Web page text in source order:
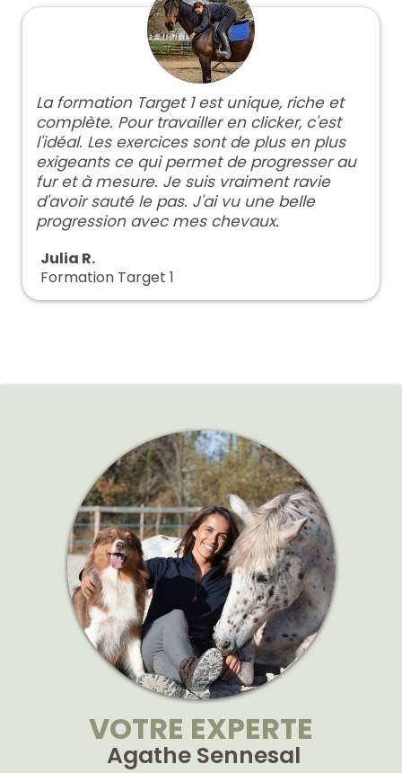
La formation Target 1 est unique, riche et
complète. Pour travailler en clicker, c'est
l'idéal. Les exercices sont de plus en plus
exigeants ce qui permet de progresser au
fur et à mesure. Je suis vraiment ravie
d'avoir sauté le pas. J'ai vu une belle
progression avec mes chevaux.
Julia R.
Formation Target 1
VOTRE EXPERTE
Agathe Sennesal